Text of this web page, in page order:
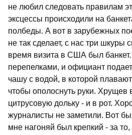
не любил следовать правилам
эксцессы происходили на
полбеды. А вот в зарубежных
не так сделает, с нас три шкуры
время визита в США был
перепелками, и официант
чашу с водой, в которой
чтобы ополоснуть руки. Хрущев
цитрусовую дольку - и в рот.
журналисты не заметили. Вот
мне нагоняй был крепкий - за то,